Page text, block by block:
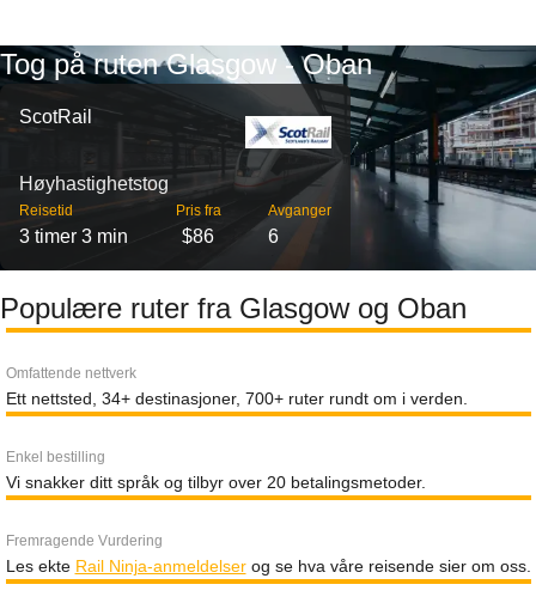
Tog på ruten Glasgow - Oban
ScotRail
Høyhastighetstog
Reisetid
3 timer 3 min
Pris fra
$86
Avganger
6
Populære ruter fra Glasgow og Oban
Omfattende nettverk
Ett nettsted, 34+ destinasjoner, 700+ ruter rundt om i verden.
Enkel bestilling
Vi snakker ditt språk og tilbyr over 20 betalingsmetoder.
Fremragende Vurdering
Les ekte Rail Ninja-anmeldelserog se hva våre reisende sier om oss.